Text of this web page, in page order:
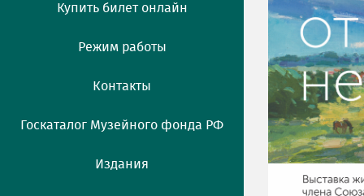
Купить билет онлайн
Режим работы
Контакты
Госкаталог Музейного фонда РФ
Издания